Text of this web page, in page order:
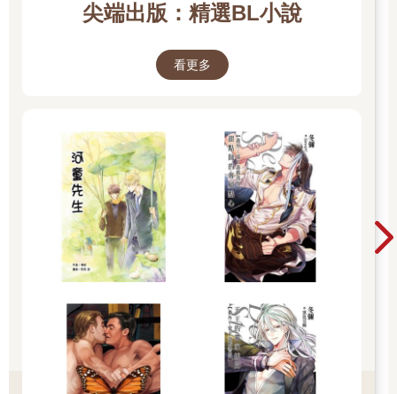
尖端出版：精選BL小說
看更多